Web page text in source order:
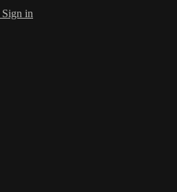
Sign in